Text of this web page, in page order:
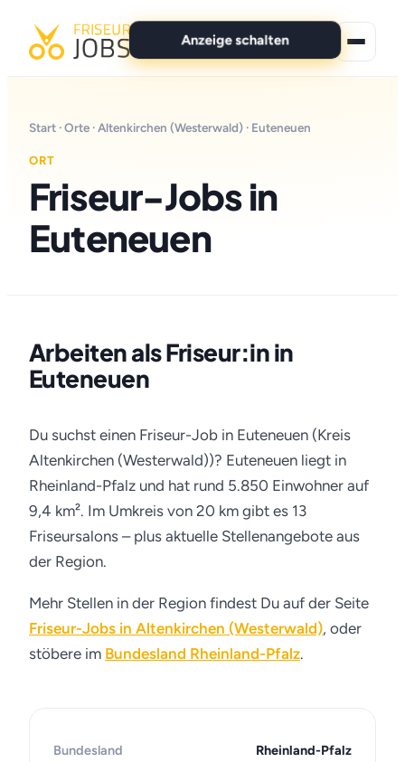
Anzeige schalten
Für Bewerber
Marken
Start ·Orte ·Altenkirchen (Westerwald) · Euteneuen
ORT
Friseur-Jobs in
Euteneuen
Arbeiten als Friseur:in in
Euteneuen
Du suchst einen Friseur-Job in Euteneuen (Kreis
Altenkirchen (Westerwald))? Euteneuen liegt in
Rheinland-Pfalz und hat rund 5.850 Einwohner auf
9,4 km². Im Umkreis von 20 km gibt es 13
Friseursalons – plus aktuelle Stellenangebote aus
der Region.
Mehr Stellen in der Region findest Du auf der Seite
Friseur-Jobs in Altenkirchen (Westerwald), oder
stöbere im Bundesland Rheinland-Pfalz.
Bundesland Rheinland-Pfalz